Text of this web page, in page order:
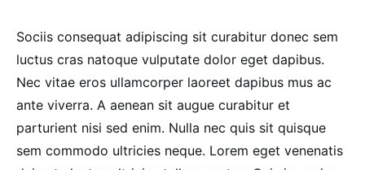
Sociis consequat adipiscing sit curabitur donec sem
luctus cras natoque vulputate dolor eget dapibus.
Nec vitae eros ullamcorper laoreet dapibus mus ac
ante viverra. A aenean sit augue curabitur et
parturient nisi sed enim. Nulla nec quis sit quisque
sem commodo ultricies neque. Lorem eget venenatis